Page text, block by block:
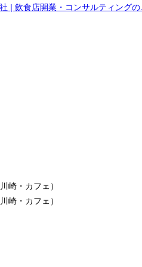
| 飲食店開業・コンサルティングの
崎・カフェ）
崎・カフェ）